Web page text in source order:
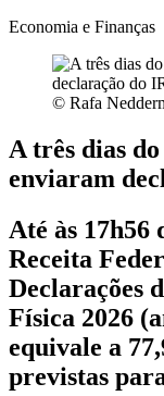
Economia e Finanças
© Rafa
A três dias
enviaram
Até às 17h56
Receita
Declarações
Física 2026
equivale a
previstas